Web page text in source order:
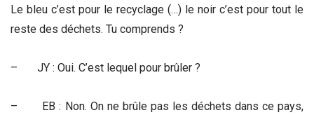
Le bleu c’est pour le recyclage (…) le noir c’est pour tout le
reste des déchets. Tu comprends ?
– JY : Oui. C’est lequel pour brûler ?
– EB : Non. On ne brûle pas les déchets dans ce pays,